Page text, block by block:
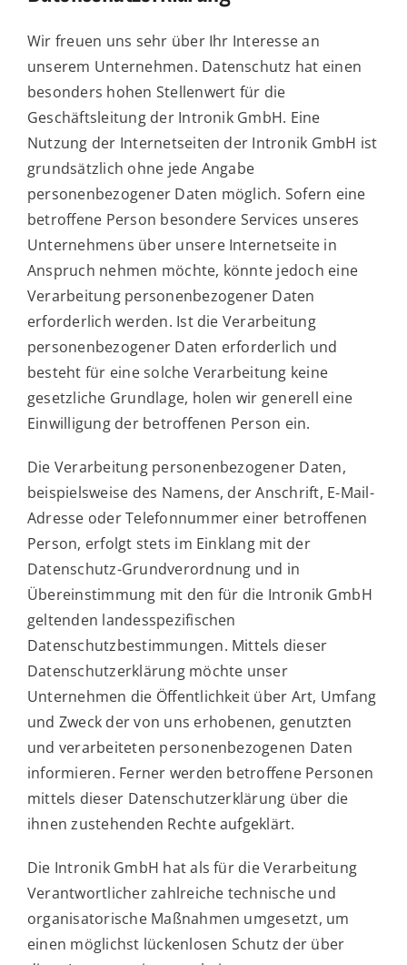
Wir freuen uns sehr über Ihr Interesse an
unserem Unternehmen. Datenschutz hat einen
besonders hohen Stellenwert für die
Geschäftsleitung der Intronik GmbH. Eine
Nutzung der Internetseiten der Intronik GmbH ist
grundsätzlich ohne jede Angabe
personenbezogener Daten möglich. Sofern eine
betroffene Person besondere Services unseres
Unternehmens über unsere Internetseite in
Anspruch nehmen möchte, könnte jedoch eine
Verarbeitung personenbezogener Daten
erforderlich werden. Ist die Verarbeitung
personenbezogener Daten erforderlich und
besteht für eine solche Verarbeitung keine
gesetzliche Grundlage, holen wir generell eine
Einwilligung der betroffenen Person ein.
Die Verarbeitung personenbezogener Daten,
beispielsweise des Namens, der Anschrift, E-Mail-
Adresse oder Telefonnummer einer betroffenen
Person, erfolgt stets im Einklang mit der
Datenschutz-Grundverordnung und in
Übereinstimmung mit den für die Intronik GmbH
geltenden landesspezifischen
Datenschutzbestimmungen. Mittels dieser
Datenschutzerklärung möchte unser
Unternehmen die Öffentlichkeit über Art, Umfang
und Zweck der von uns erhobenen, genutzten
und verarbeiteten personenbezogenen Daten
informieren. Ferner werden betroffene Personen
mittels dieser Datenschutzerklärung über die
ihnen zustehenden Rechte aufgeklärt.
Die Intronik GmbH hat als für die Verarbeitung
Verantwortlicher zahlreiche technische und
organisatorische Maßnahmen umgesetzt, um
einen möglichst lückenlosen Schutz der über